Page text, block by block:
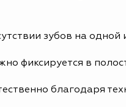
зубов на
фиксируется в
благодаря